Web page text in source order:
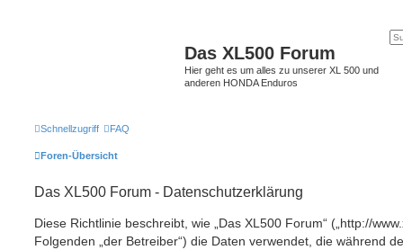
Das XL500 Forum
Hier geht es um alles zu unserer XL 500 und
anderen HONDA Enduros
Schnellzugriff FAQ
Foren-Übersicht
Das XL500 Forum - Datenschutzerklärung
Diese Richtlinie beschreibt, wie „Das XL500 Forum“ („http://
Folgenden „der Betreiber“) die Daten verwendet, die während